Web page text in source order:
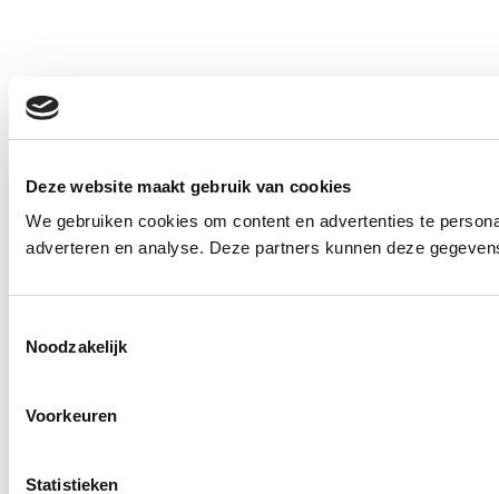
Deze website maakt gebruik van cookies
We gebruiken cookies om content en advertenties te
adverteren en analyse. Deze partners kunnen deze
Noodzakelijk
Voorkeuren
Statistieken